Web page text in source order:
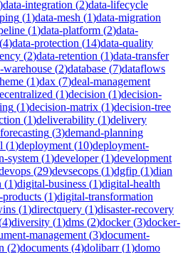
)data-integration (2)data-lifecycle
(1)data-mesh (1)data-migration
(1)data-platform (2)data-
(4)data-protection (14)data-quality
(2)data-retention (1)data-transfer
warehouse (2)database (7)dataflows
(1)dax (7)deal-management
(1)decision (1)decision-
(1)decision-matrix (1)decision-tree
(1)deliverability (1)delivery
(3)demand-planning
(1)deployment (10)deployment-
system (1)developer(1)development
(29)devsecops (1)dgfip (1)dian
(1)digital-business (1)digital-health
(1)digital-transformation
(1)directquery (1)disaster-recovery
4)diversity (1)dms (2)docker(3)docker-
management (3)document-
(2)documents (4)dolibarr(1)domo